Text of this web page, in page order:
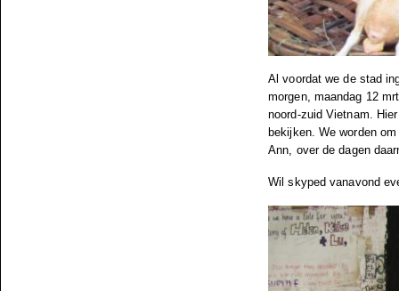
Al voordat we de stad
morgen, maandag 12
noord-zuid Vietnam.
bekijken. We worden
Ann, over de dagen
Wil skyped vanavond